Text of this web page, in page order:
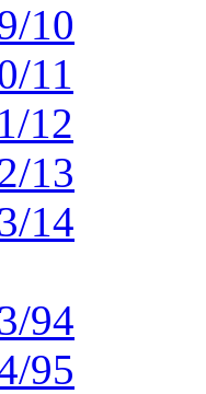
10
11
12
13
14
94
95